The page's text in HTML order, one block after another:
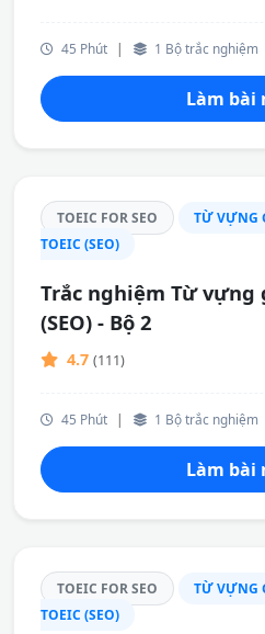
45 Phút | 1 Bộ trắc nghiệm
Làm bài
TOEIC FOR SEO
TỪ VỰNG
TOEIC (SEO)
Trắc nghiệm Từ vựng
(SEO) - Bộ 2
4.7 (111)
45 Phút | 1 Bộ trắc nghiệm
Làm bài
TOEIC FOR SEO
TỪ VỰNG
TOEIC (SEO)